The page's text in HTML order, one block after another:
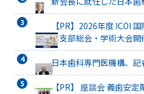
【PR】2026年度 ICOI
本支部総会・学術大会開
日本歯科専門医機構、
【PR】 座談会 義歯安定